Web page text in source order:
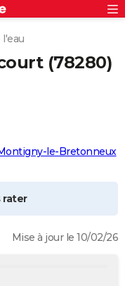
l'eau
(78280)
le-Bretonneux
rater
Mise à jour le 10/02/26